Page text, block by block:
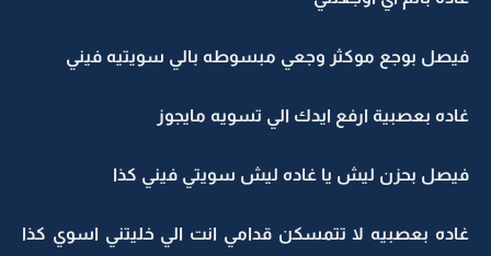
فيصل بوجع موكثر وجعي مبسوطه بالي سويتيه فيني
غاده بعصبية ارفع ايدك الي تسويه مايجوز
فيصل بحزن ليش يا غاده ليش سويتي فيني كذا
غاده بعصبيه لا تتمسكن قدامي انت الي خليتني اسوي كذا